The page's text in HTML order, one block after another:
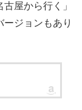
屋から行く」
ジョンもあり